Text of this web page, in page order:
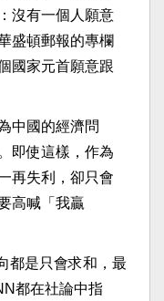
沒有一個人願意
盛頓郵報的專欄
國家元首願意跟
中國的經濟問
即使這樣，作為
再失利，卻只會
高喊「我贏
都是只會求和，最
都在社論中指